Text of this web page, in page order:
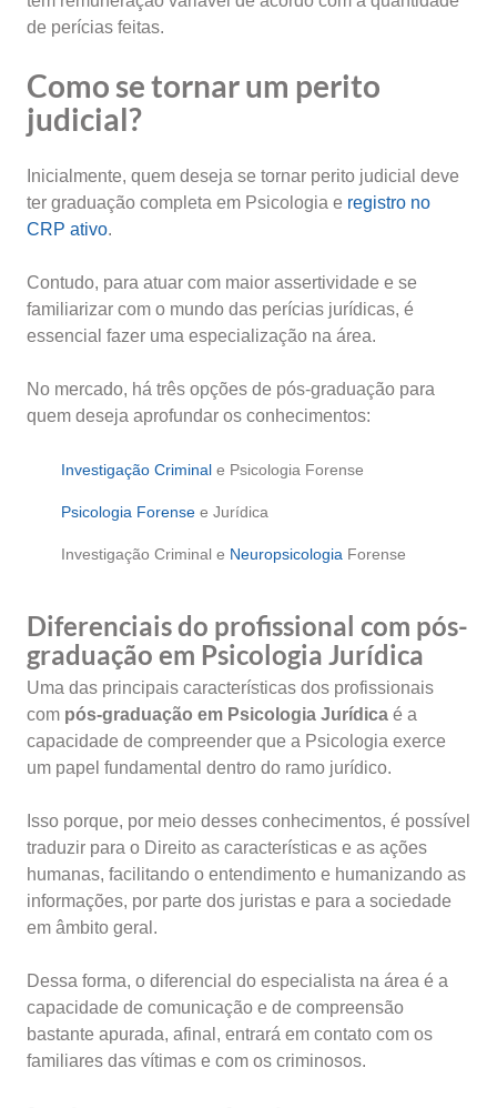
de perícias feitas.
Como se tornar um perito
judicial?
Inicialmente, quem deseja se tornar perito judicial deve
ter graduação completa em Psicologia e registro no
CRP ativo.
Contudo, para atuar com maior assertividade e se
familiarizar com o mundo das perícias jurídicas, é
essencial fazer uma especialização na área.
No mercado, há três opções de pós-graduação para
quem deseja aprofundar os conhecimentos:
Investigação Criminal e Psicologia Forense
Psicologia Forense e Jurídica
Investigação Criminal e Neuropsicologia Forense
Diferenciais do profissional com pós-
graduação em Psicologia Jurídica
Uma das principais características dos profissionais
com pós-graduação em Psicologia Jurídica é a
capacidade de compreender que a Psicologia exerce
um papel fundamental dentro do ramo jurídico.
Isso porque, por meio desses conhecimentos, é possível
traduzir para o Direito as características e as ações
humanas, facilitando o entendimento e humanizando as
informações, por parte dos juristas e para a sociedade
em âmbito geral.
Dessa forma, o diferencial do especialista na área é a
capacidade de comunicação e de compreensão
bastante apurada, afinal, entrará em contato com os
familiares das vítimas e com os criminosos.